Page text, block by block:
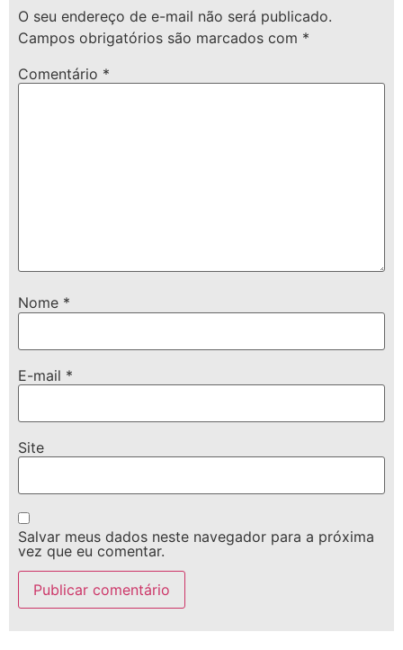
O seu endereço de e-mail não será publicado.
Campos obrigatórios são marcados com *
Comentário *
Nome *
E-mail *
Site
Salvar meus dados neste navegador para a próxima
vez que eu comentar.